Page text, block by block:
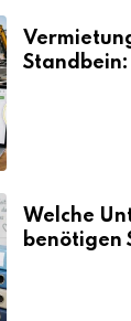
Standbein:
Welche
benötigen